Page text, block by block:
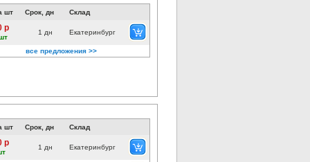
шт Срок, дн Склад
р 1 дн Екатеринбург
все предложения >>
шт Срок, дн Склад
р 1 дн Екатеринбург